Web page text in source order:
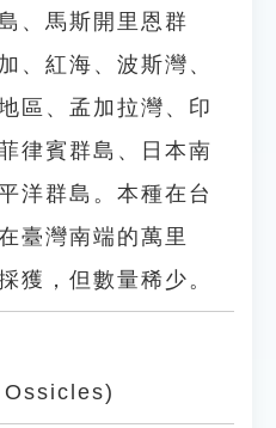
、馬斯開里恩群
、紅海、波斯灣、
區、孟加拉灣、印
律賓群島、日本南
洋群島。本種在台
臺灣南端的萬里
獲，但數量稀少。